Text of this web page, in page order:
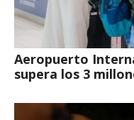
Aeropuerto
supera los 3